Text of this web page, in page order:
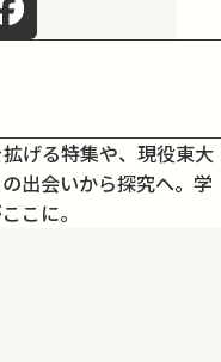
げる特集や、現役東大
出会いから探究へ。学
こに。